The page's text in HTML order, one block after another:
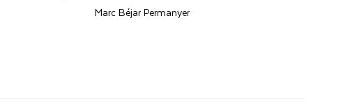
Marc Béjar Permanyer